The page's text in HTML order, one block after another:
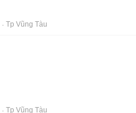
Tp Vũng Tàu
Tp Vũng Tàu